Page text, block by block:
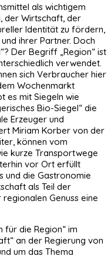
als wichtigem
der Wirtschaft, der
Identität zu fördern,
ihrer Partner. Doch
Der Begriff „Region“ ist
verwendet.
sich Verbraucher hier
Wochenmarkt
es mit Siegeln wie
Bio-Siegel“ die
Erzeuger und
Miriam Korber von der
können vom
kurze Transportwege
vor Ort erfüllt
und die Gastronomie
als Teil der
Genuss eine
für die Region“ im
an der Regierung von
um das Thema